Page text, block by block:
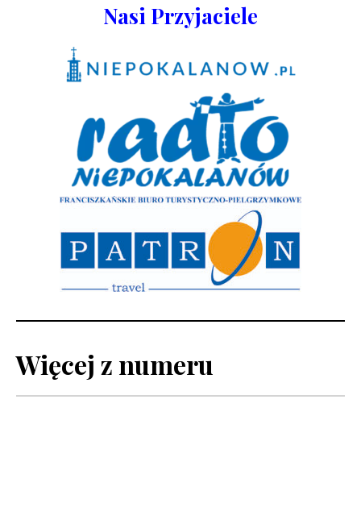
Nasi Przyjaciele
Więcej z numeru